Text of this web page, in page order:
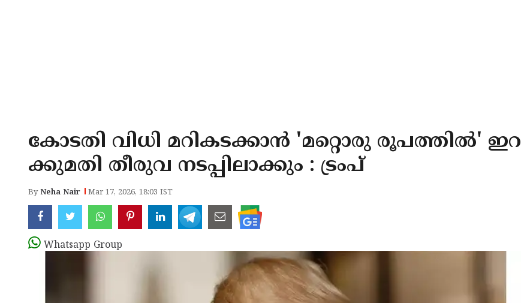
കോടതി വിധി മറികടക്കാൻ 'മറ്റൊരു രൂപത്തിൽ' ഇറ
ക്കുമതി തീരുവ നടപ്പിലാക്കും : ട്രംപ്
ByNeha Nair Mar 17, 2026, 18:03 IST
Whatsapp Group